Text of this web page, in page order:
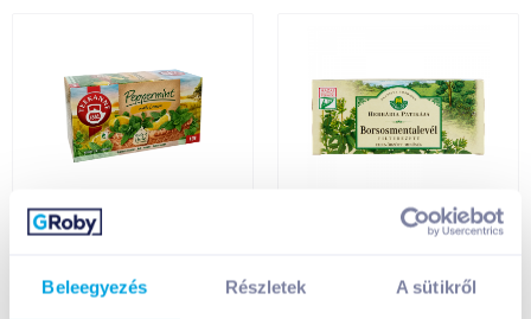
Beleegyezés Részletek A sütikről
Teekanne borsmenta
g
Herbária
25 filteres